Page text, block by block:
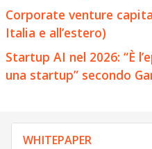
Corporate venture
Italia e all’estero)
Startup AI nel 2026: “È
una startup” secondo
WHITEPAPER